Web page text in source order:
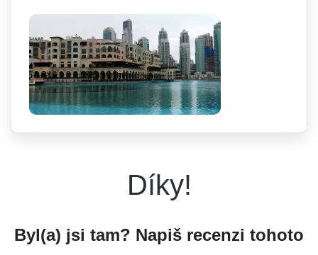
Díky!
Byl(a) jsi tam? Napiš recenzi tohoto